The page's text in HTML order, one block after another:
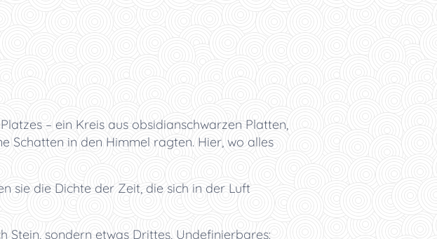
– ein Kreis aus obsidianschwarzen Platten,
Schatten in den Himmel ragten. Hier, wo alles
sie die Dichte der Zeit, die sich in der Luft
Stein, sondern etwas Drittes, Undefinierbares: